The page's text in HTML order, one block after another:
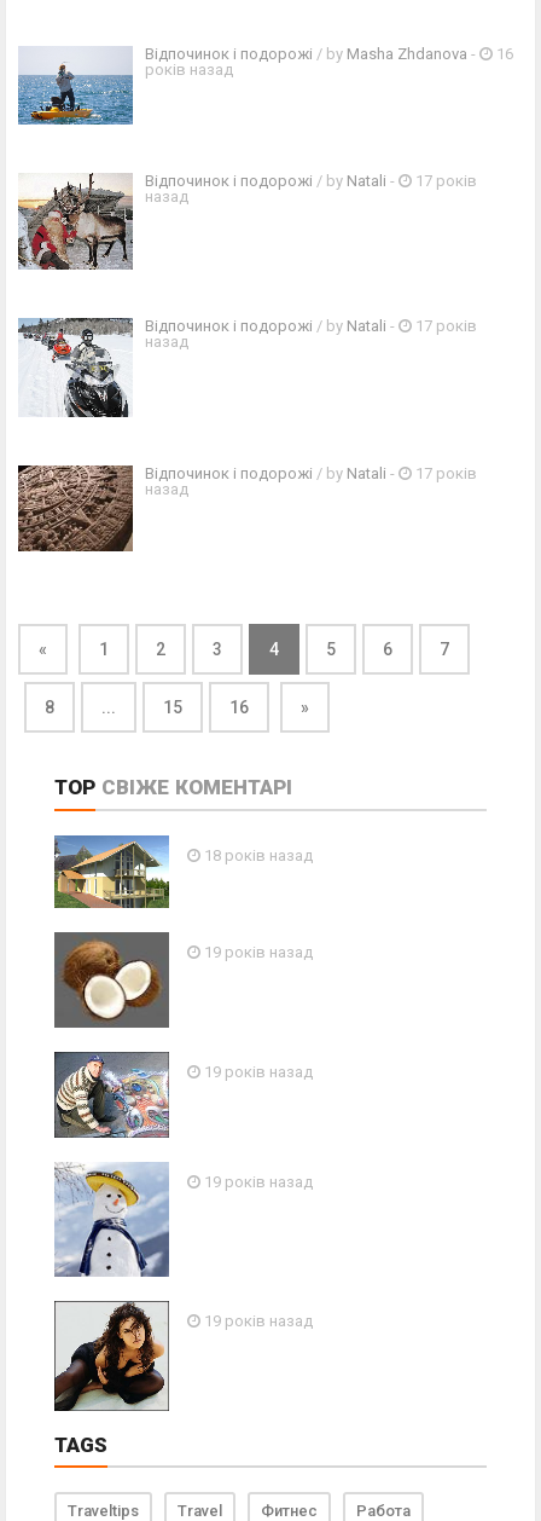
Відпочинок і подорожі / by Masha Zhdanova -
16
років назад
Відпочинок і подорожі / by Natali -
17 років
назад
Відпочинок і подорожі / by Natali -
17 років
назад
Відпочинок і подорожі / by Natali -
17 років
назад
« 1 2 3 4 5 6 7
8 ... 15 16 »
TOP СВІЖЕ КОМЕНТАРІ
18 років назад
19 років назад
19 років назад
19 років назад
19 років назад
TAGS
Traveltips Travel Фитнес Работа